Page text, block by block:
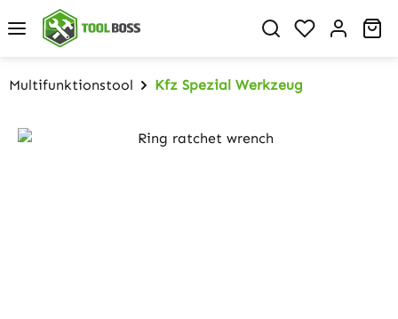
Zum Hauptinhalt springen Du hast 0
Multifunktionstool Kfz Spezial Werkzeug
Bildergalerie überspringen